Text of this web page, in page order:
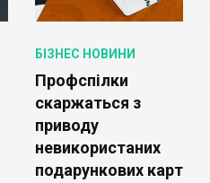
БІЗНЕС НОВИНИ
Профспілки
скаржаться з
приводу
невикористаних
подарункових карт